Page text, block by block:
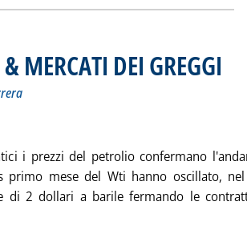
MERCATI DEI GREGGI ..
i prezzi del petrolio confermano
mese del Wti hanno oscillato,
di 2 dollari a barile fermando le
'MERCATI A TERMINE & MERCATI